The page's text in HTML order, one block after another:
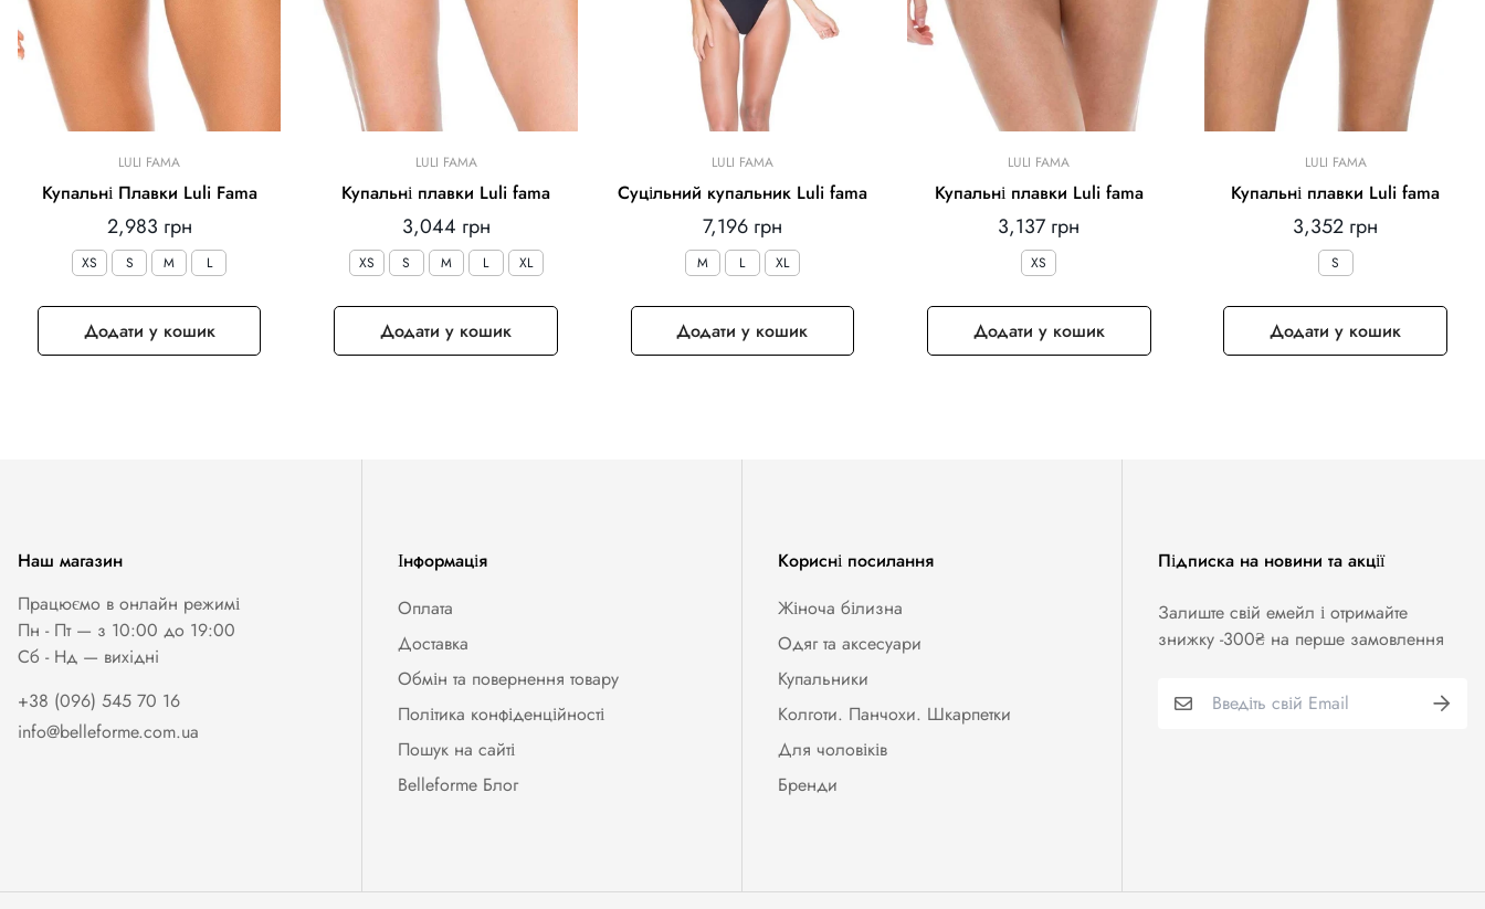
LULI FAMA
Купальні Плавки Luli Fama
Звичайна
ціна
2,983 грн
XS S M L
Додати у кошик
LULI FAMA
Купальні плавки Luli fama
Звичайна
ціна
3,044 грн
XS S M L XL
Додати у кошик
LULI FAMA
Суцільний купальник Luli fama
Звичайна
ціна
7,196 грн
M L XL
Додати у кошик
LULI FAMA
Купальні плавки Luli fama
Звичайна
ціна
3,137 грн
XS
Додати у кошик
LULI FAMA
Купальні плавки Luli fama
Звичайна
ціна
3,352 грн
S
Додати у кошик
Наш магазин
Працюємо в онлайн режимі
Пн - Пт — з 10:00 до 19:00
Сб - Нд — вихiднi
+38 (096) 545 70 16
info@belleforme.com.ua
Інформація
Оплата
Доставка
Обмін та повернення товару
Політика конфіденційності
Пошук на сайті
Belleforme Блог
Корисні посилання
Жіноча білизна
Одяг та аксесуари
Купальники
Колготи. Панчохи. Шкарпетки
Для чоловіків
Бренди
Підписка на новини та акції
Залиште свій емейл і отримайте
знижку -300₴ на перше замовлення